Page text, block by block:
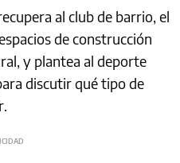
al club de barrio, el
de construcción
y plantea al deporte
discutir qué tipo de